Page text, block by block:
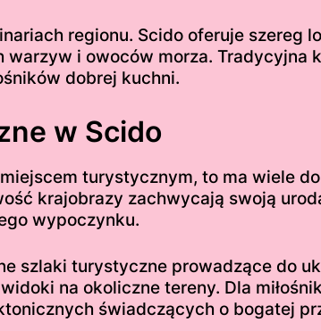
regionu. Scido oferuje szereg
i owoców morza. Tradycyjna
dobrej kuchni.
w Scido
turystycznym, to ma wiele
krajobrazy zachwycają swoją
wypoczynku.
szlaki turystyczne prowadzące do
na okoliczne tereny. Dla
świadczących o bogatej